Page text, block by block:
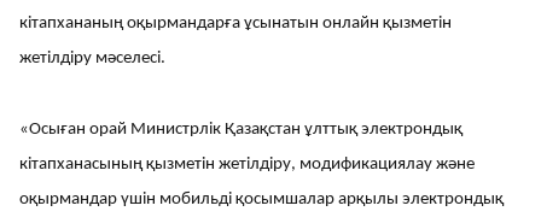
кітапхананың оқырмандарға ұсынатын онлайн қызметін
жетілдіру мәселесі.
«Осыған орай Министрлік Қазақстан ұлттық электрондық
кітапханасының қызметін жетілдіру, модификациялау және
оқырмандар үшін мобильді қосымшалар арқылы электрондық